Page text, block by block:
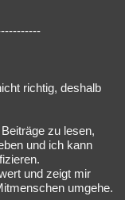
richtig, deshalb
zu lesen,
und ich kann
und zeigt mir
umgehe.